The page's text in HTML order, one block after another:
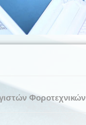
Φοροτεχνικών